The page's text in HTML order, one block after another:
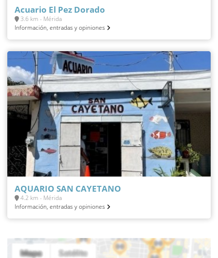
Acuario El Pez Dorado
3.6 km - Mérida
Información, entradas y opiniones
AQUARIO SAN CAYETANO
4.2 km - Mérida
Información, entradas y opiniones